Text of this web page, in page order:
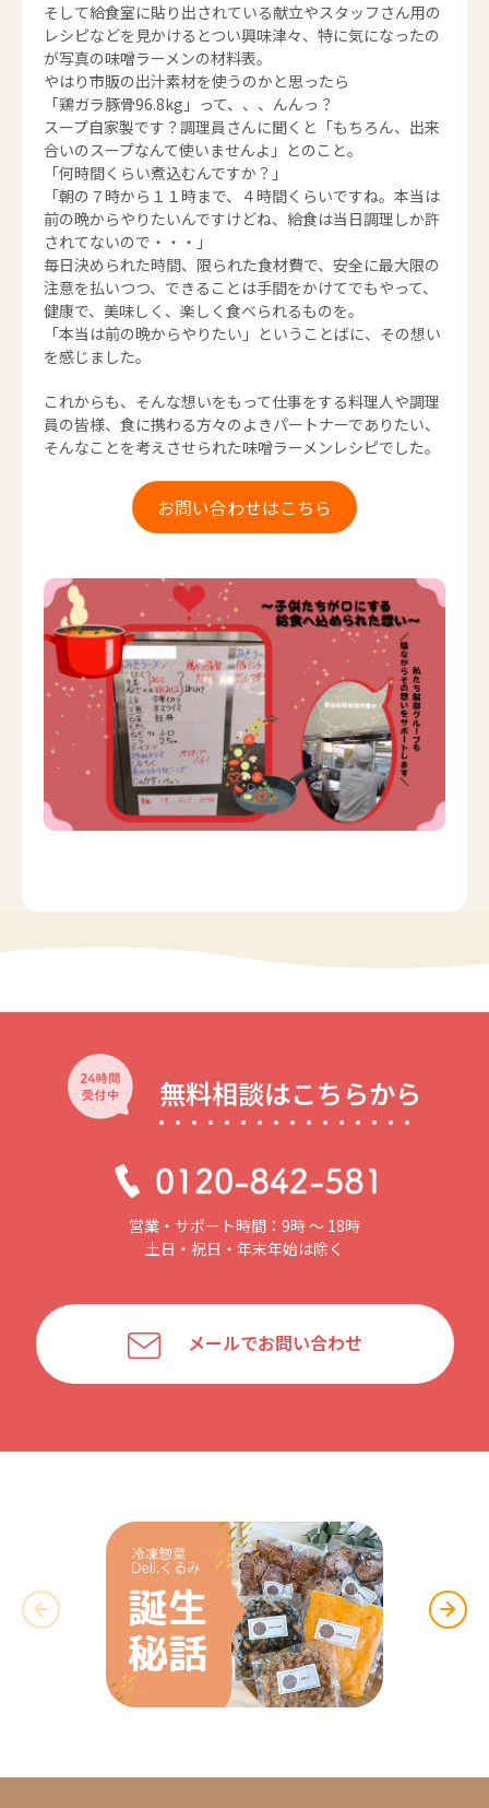
そして給食室に貼り出されている献立やスタッフさん用の
レシピなどを見かけるとつい興味津々、特に気になったの
が写真の味噌ラーメンの材料表。
やはり市販の出汁素材を使うのかと思ったら
「鶏ガラ豚骨96.8kg」って、、、んんっ？
スープ自家製です？調理員さんに聞くと「もちろん、出来
合いのスープなんて使いませんよ」とのこと。
「何時間くらい煮込むんですか？」
「朝の７時から１１時まで、４時間くらいですね。本当は
前の晩からやりたいんですけどね、給食は当日調理しか許
されてないので・・・」
毎日決められた時間、限られた食材費で、安全に最大限の
注意を払いつつ、できることは手間をかけてでもやって、
健康で、美味しく、楽しく食べられるものを。
「本当は前の晩からやりたい」ということばに、その想い
を感じました。
これからも、そんな想いをもって仕事をする料理人や調理
員の皆様、食に携わる方々のよきパートナーでありたい、
そんなことを考えさせられた味噌ラーメンレシピでした。
お問い合わせはこちら
無料相談はこちらから
営業・サポート時間：9時 〜 18時
土日・祝日・年末年始は除く
メールでお問い合わせ